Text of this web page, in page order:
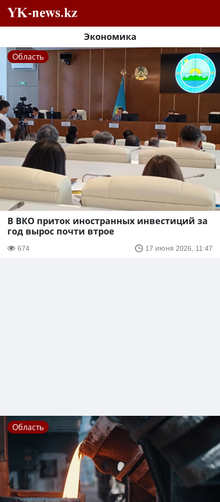
Экономика
Область
В ВКО приток иностранных инвестиций за
год вырос почти втрое
674 17 июня 2026, 11:47
Область